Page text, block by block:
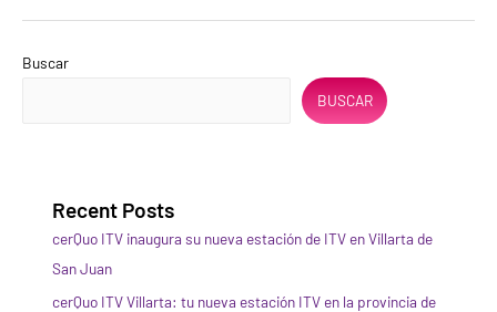
Buscar
BUSCAR
Recent Posts
cerQuo ITV inaugura su nueva estación de ITV en Villarta de
San Juan
cerQuo ITV Villarta: tu nueva estación ITV en la provincia de